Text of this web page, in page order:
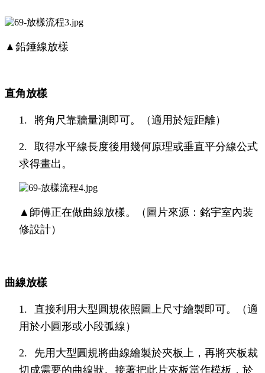
▲鉛錘線放樣
直角放樣
1. 將角尺靠牆量測即可。（適用於短距離）
2.
取得水平線長度後用幾何原理或垂直平分線公式
求得畫出。
▲師傅正在做曲線放樣。（圖片來源：銘宇室內裝
修設計）
曲線放樣
1.
直接利用大型圓規依照圖上尺寸繪製即可。（適
用於小圓形或小段弧線）
2.
先用大型圓規將曲線繪製於夾板上，再將夾板裁
切成需要的曲線狀。接著把此片夾板當作模板，於